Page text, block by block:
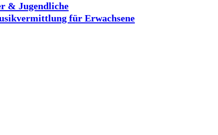
& Jugendliche
für Erwachsene